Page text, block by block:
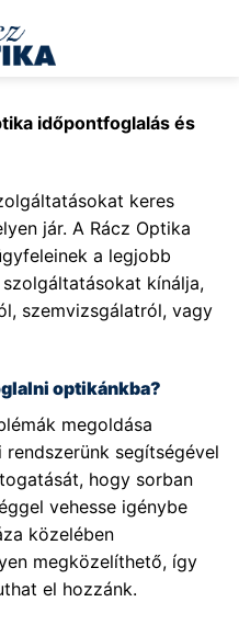
időpontfoglalás és
keres
jár. A Rácz Optika
a legjobb
kínálja,
szemvizsgálatról, vagy
optikánkba?
megoldása
segítségével
hogy sorban
vehesse igénybe
közelében
megközelíthető, így
el hozzánk.